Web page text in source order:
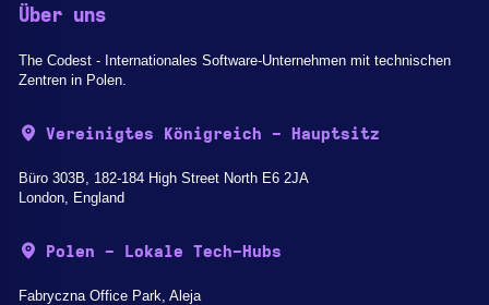
Über uns
The Codest - Internationales Software-Unternehmen mit technischen
Zentren in Polen.
Vereinigtes Königreich - Hauptsitz
Büro 303B, 182-184 High Street North E6 2JA
London, England
Polen - Lokale Tech-Hubs
Fabryczna Office Park, Aleja